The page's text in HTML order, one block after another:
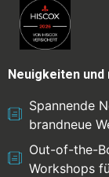
Neuigkeiten und
Spannende
brandneue
Out-of-the-
Workshops